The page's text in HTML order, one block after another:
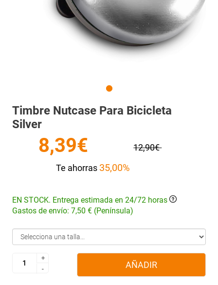
Timbre Nutcase Para Bicicleta
Silver
8,39€
12,90€
Te ahorras 35,00%
EN STOCK. Entrega estimada en 24/72 horas
Gastos de envío: 7,50 € (Península)
+
-
+
-
AÑADIR